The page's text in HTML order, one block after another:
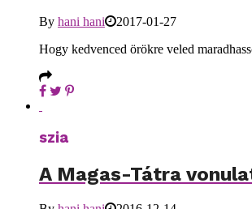
By hani hani
2017-01-27
Hogy kedvenced örökre veled
szia
A Magas-Tátra